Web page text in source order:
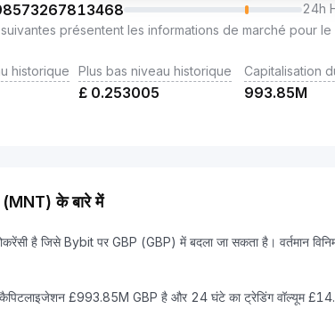
24h
présentent les informations de marché pour le
historique Plus bas niveau historique
£ 0.253005
Capitalisation
993.85M
के बारे में
है जिसे Bybit पर GBP (GBP) में बदला जा सकता है।
कैपिटलाइजेशन £993.85M GBP है और 24 घंटे का ट्रेडिंग वॉल्यूम